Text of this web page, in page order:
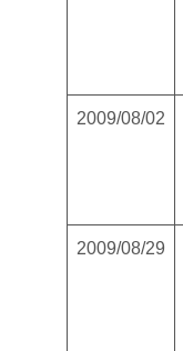
2009/08/02
2009/08/29